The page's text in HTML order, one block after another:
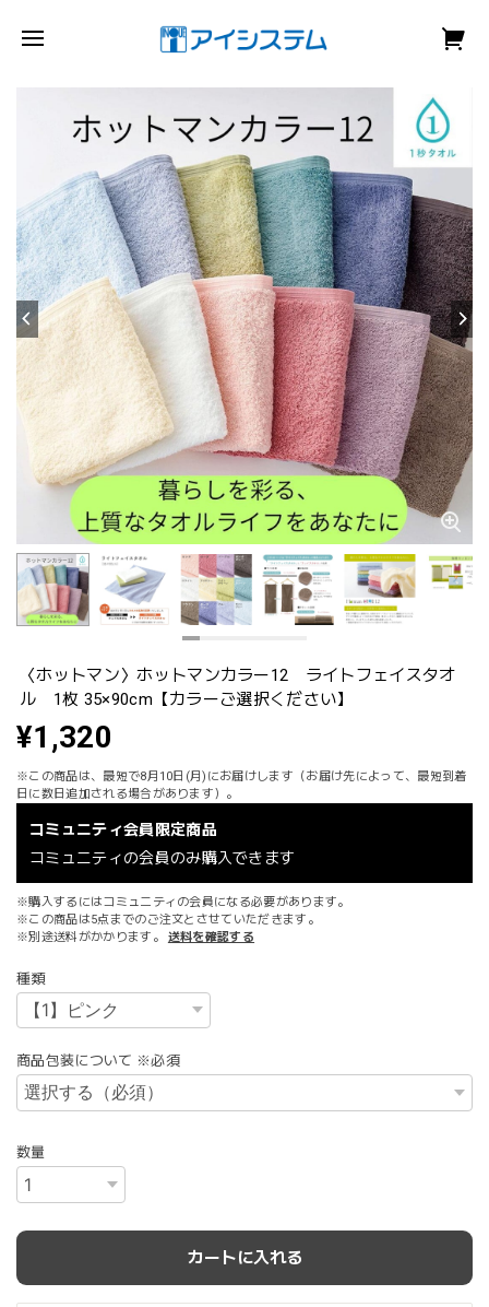
〈ホットマン〉ホットマンカラー12 ライトフェイスタオ
ル 1枚 35×90cm【カラーご選択ください】
¥1,320
※この商品は、最短で8月10日(月)にお届けします（お届け先によって、最短到着
日に数日追加される場合があります）。
コミュニティ会員限定商品
コミュニティの会員のみ購入できます
※購入するにはコミュニティの会員になる必要があります。
※この商品は5点までのご注文とさせていただきます。
※別途送料がかかります。
送料を確認する
種類
商品包装について ※必須
数量
カートに入れる